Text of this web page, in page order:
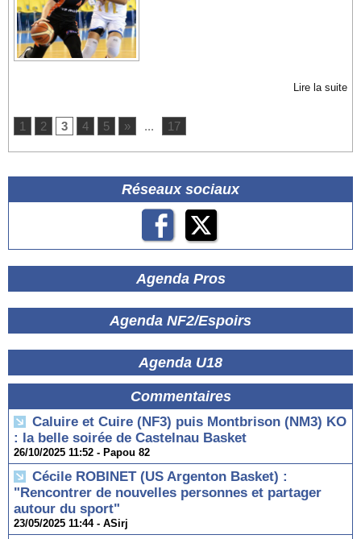
Réseaux sociaux
Agenda Pros
Agenda NF2/Espoirs
Agenda U18
Commentaires
Caluire et Cuire (NF3) puis Montbrison (NM3) KO
: la belle soirée de Castelnau Basket
26/10/2025 11:52 - Papou 82
Cécile ROBINET (US Argenton Basket) :
"Rencontrer de nouvelles personnes et partager
autour du sport"
23/05/2025 11:44 - ASirj
Lire la suite
1 2 3 4 5 » ... 17